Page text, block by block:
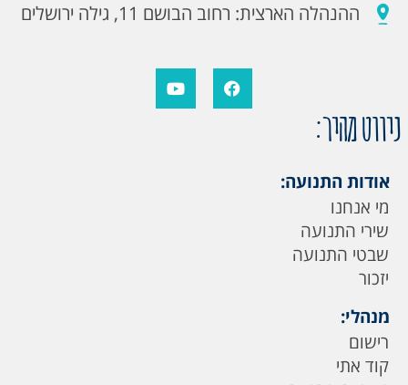
ההנהלה הארצית: רחוב הבושם 11, גילה ירושלים
ניווט מהיר:
אודות התנועה:
מי אנחנו
שירי התנועה
שבטי התנועה
יזכור
מנהלי:
רישום
קוד אתי